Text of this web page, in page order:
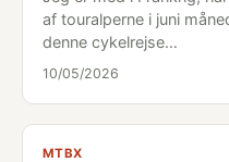
af touralperne i juni
denne cykelrejse…
10/05/2026
MTBX